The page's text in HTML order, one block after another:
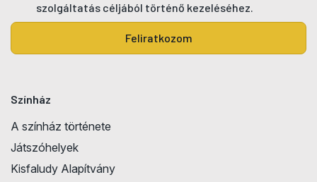
szolgáltatás céljából történő kezeléséhez.
Feliratkozom
Színház
A színház története
Játszóhelyek
Kisfaludy Alapítvány